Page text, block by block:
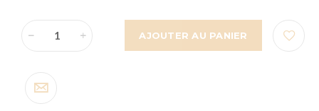
AJOUTER AU PANIER